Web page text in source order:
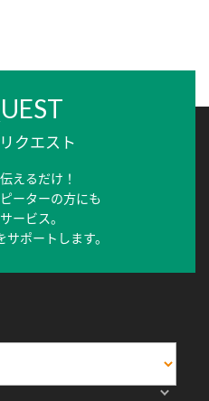
クエスト
えるだけ！
ーターの方にも
ービス。
ポートします。